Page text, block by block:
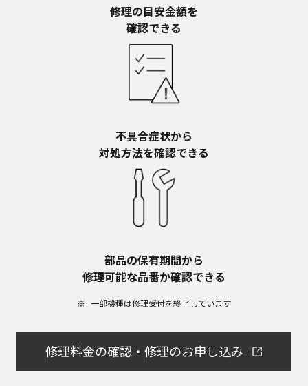
ウェブサイトに掲載する場合もあります。ただ
し、本ウェブサイトに公開されている取扱説明書
は、商品本体に同梱する取扱説明書の変更の度に
修正・更新するものではありません。
商品には、取扱説明書を補足する操作ガイドなど
の印刷物が同梱されていることがありますが、本
ウェブサイトではそれらの印刷物は公開しており
商品ご使用時の安全上のご注意については、取扱
説明書に記載または別途同梱の別紙にてお客様に
ご提供しておりますが、本ウェブサイトでは別紙
にて提供している情報は公開しておりません。
取扱説明書中に記載する安全上のご注意は、法的
開されている取扱説明書に記載の安全上のご注意
についてのご質問等がありましたら、ご購入店、
会社に直接お問い合わせください。
かったことにより万一損害（データの破損・業務の中
断・営業情報の損失などによる損害を含む）が生じ、
修理の目安金額を​
確認できる
不具合症状から​
対処方法を確認できる
部品の保有期間から​
修理可能な品番か確認できる
一部機種は修理受付を終了しています​
修理料金の確認・修理のお申し込み